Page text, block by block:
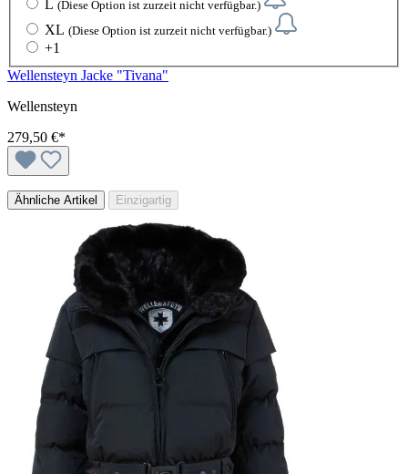
L (Diese Option ist zurzeit nicht verfügbar.)
XL (Diese Option ist zurzeit nicht verfügbar.)
+1
Wellensteyn Jacke "Tivana"
Wellensteyn
279,50 €*
Ähnliche Artikel Einzigartig